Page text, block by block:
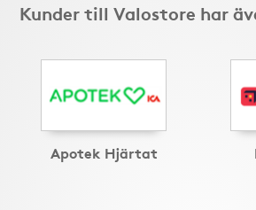
Kunder till Valostore har
Apotek Hjärtat